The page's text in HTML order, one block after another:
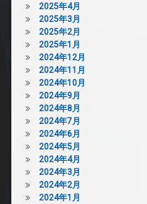
2025年4月
2025年3月
2025年2月
2025年1月
2024年12月
2024年11月
2024年10月
2024年9月
2024年8月
2024年7月
2024年6月
2024年5月
2024年4月
2024年3月
2024年2月
2024年1月